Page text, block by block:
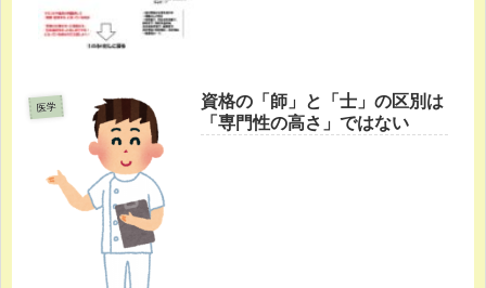
医学
資格の「師」と「士」の区別は
「専門性の高さ」ではない